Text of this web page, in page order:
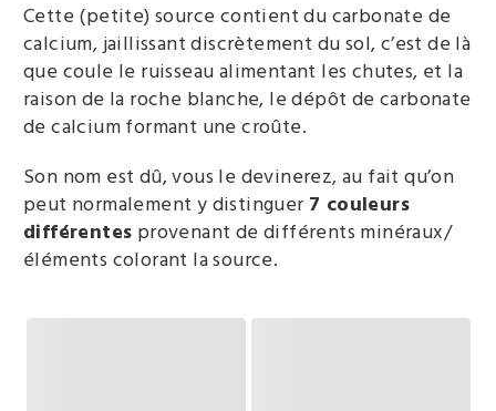
Cette (petite) source contient du carbonate de
calcium, jaillissant discrètement du sol, c’est de là
que coule le ruisseau alimentant les chutes, et la
raison de la roche blanche, le dépôt de carbonate
de calcium formant une croûte.
Son nom est dû, vous le devinerez, au fait qu’on
peut normalement y distinguer 7 couleurs
différentes provenant de différents minéraux/
éléments colorant la source.